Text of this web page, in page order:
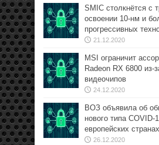
SMIC столкнётся с
освоении 10-нм и
прогрессивных
21.12.2020
MSI ограничит
Radeon RX 6800 из-
видеочипов
24.12.2020
ВОЗ объявила об
нового типа COVID-
европейских странах
26.12.2020